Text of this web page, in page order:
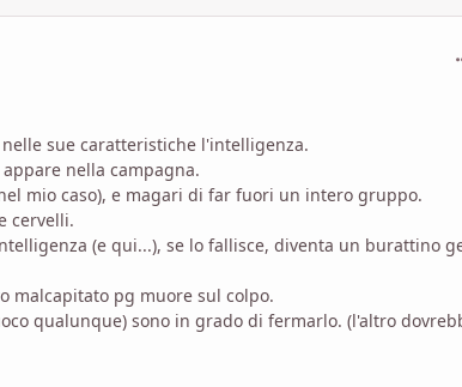
sue caratteristiche l'intelligenza.
nella campagna.
mio caso), e magari di far fuori un intero gruppo.
cervelli.
(e qui...), se lo fallisce, diventa un burattino
malcapitato pg muore sul colpo.
qualunque) sono in grado di fermarlo. (l'altro